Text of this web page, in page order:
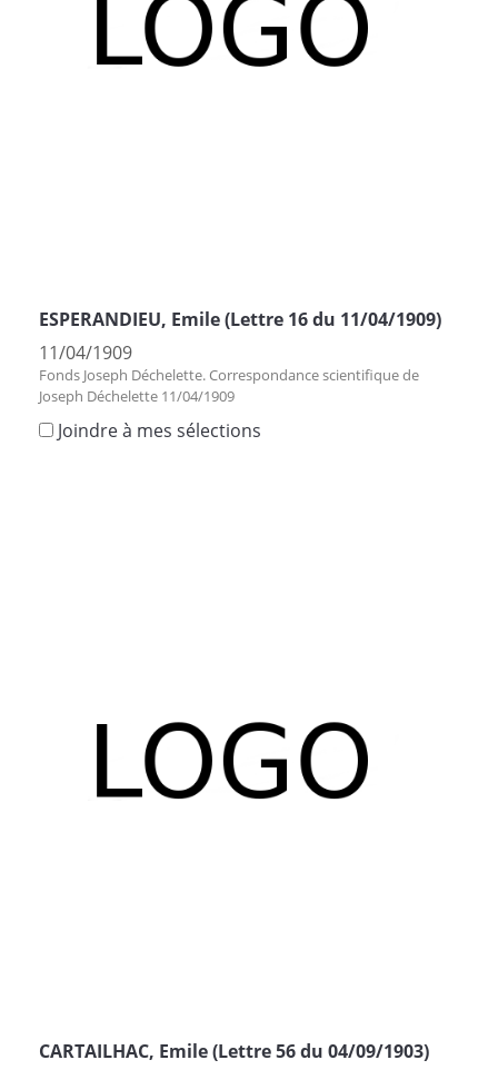
ESPERANDIEU, Emile (Lettre 16 du 11/04/1909)
11/04/1909
Fonds Joseph Déchelette. Correspondance scientifique de
Joseph Déchelette 11/04/1909
Joindre à mes sélections
CARTAILHAC, Emile (Lettre 56 du 04/09/1903)